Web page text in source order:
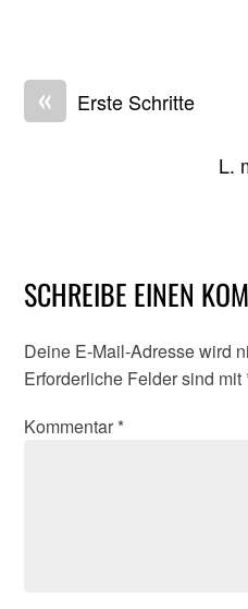
« Erste Schritte
L.
SCHREIBE EINEN
Deine E-Mail-Adresse wird
Erforderliche Felder sind mit
Kommentar *